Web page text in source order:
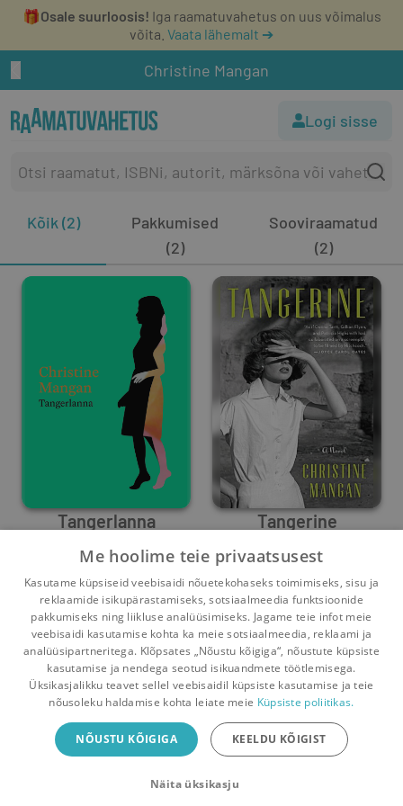
🎁Osale suurloosis! Iga raamatuvahetus on uus võimalus
võita. Vaata lähemalt ➔
Christine Mangan
Logi sisse
Kõik (2)
Pakkumised
(2)
Sooviraamatud
(2)
Tangerlanna
1 5
Tangerine
1 1
Pealehele Ostukorv Sõnumid Teated Konto
Raamatuvahetuse mobiiliäpp
Vaheta raamatuid veelgi mugavamalt!
Me hoolime teie privaatsusest
Kasutame küpsiseid veebisaidi nõuetekohaseks toimimiseks, sisu ja
reklaamide isikupärastamiseks, sotsiaalmeedia funktsioonide
pakkumiseks ning liikluse analüüsimiseks. Jagame teie infot meie
veebisaidi kasutamise kohta ka meie sotsiaalmeedia, reklaami ja
analüüsipartneritega. Klõpsates „Nõustu kõigiga“, nõustute küpsiste
kasutamise ja nendega seotud isikuandmete töötlemisega.
Üksikasjalikku teavet sellel veebisaidil küpsiste kasutamise ja teie
nõusoleku haldamise kohta leiate meie Küpsiste poliitikas.
NÕUSTU KÕIGIGA KEELDU KÕIGIST
Näita üksikasju